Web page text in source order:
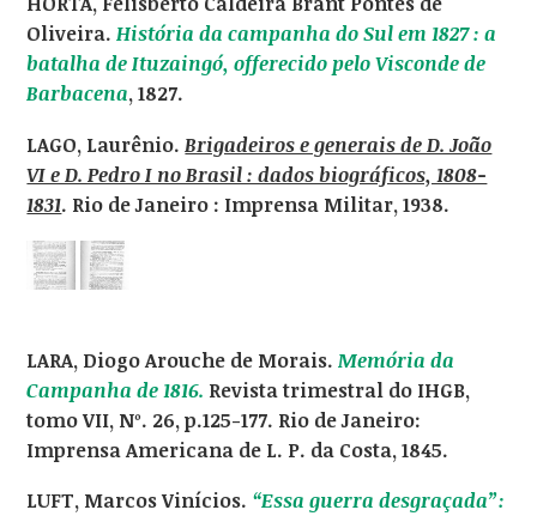
Oliveira.História da campanha do Sul em 1827 : a
batalha de Ituzaingó, offerecido pelo Visconde de
Barbacena, 1827.
LAGO, Laurênio.Brigadeiros e generais de D. João
VI e D. Pedro I no Brasil : dados biográficos, 1808-
1831. Rio de Janeiro : Imprensa Militar, 1938.
LARA, Diogo Arouche de Morais.Memória da
Campanha de 1816. Revista trimestral do IHGB,
tomo VII, Nº. 26, p.125-177. Rio de Janeiro:
Imprensa Americana de L. P. da Costa, 1845.
LUFT, Marcos Vinícios. “Essa guerra desgraçada”: